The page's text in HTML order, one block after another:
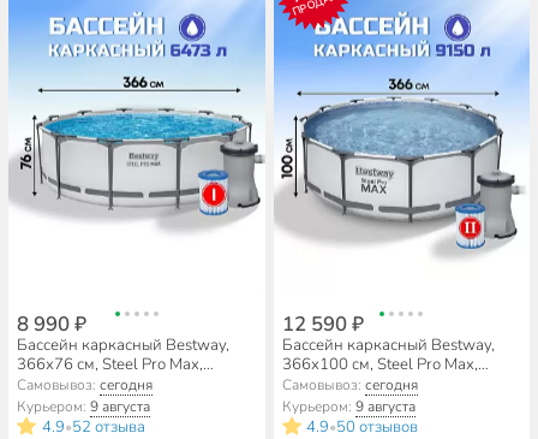
8 990 ₽
Бассейн каркасный Bestway,
366х76 см, Steel Pro Max,
56416BW, фильтр-насос, 6473
л
Самовывоз:сегодня
Курьером:9 августа
4.9•52 отзыва
12 590 ₽
Бассейн каркасный Bestway,
366х100 см, Steel Pro Max,
56260, фильтр-насос, 9150 л,
ремкомплект
Самовывоз: сегодня
Курьером: 9 августа
4.9•50 отзывов